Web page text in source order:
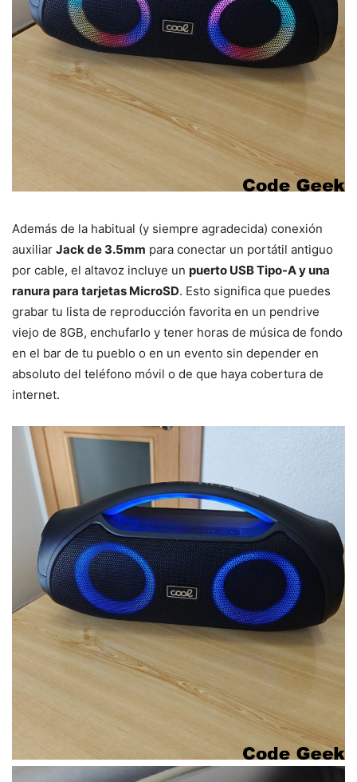
Además de la habitual (y siempre agradecida) conexión
auxiliar Jack de 3.5mm para conectar un portátil antiguo
por cable, el altavoz incluye un puerto USB Tipo-A y una
ranura para tarjetas MicroSD. Esto significa que puedes
grabar tu lista de reproducción favorita en un pendrive
viejo de 8GB, enchufarlo y tener horas de música de fondo
en el bar de tu pueblo o en un evento sin depender en
absoluto del teléfono móvil o de que haya cobertura de
internet.